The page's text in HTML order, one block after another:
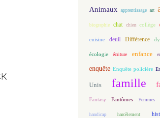
Animaux apprentissage art
biographie chat chien collège
cuisine deuil Différence
écologie écriture enfance
enquête Enquête policière
Unis famille
Fantasy Fantômes Femmes
handicap harcèlement